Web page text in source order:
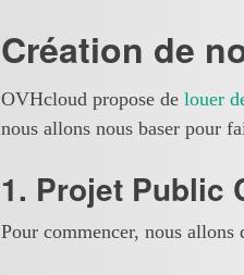
Création de
OVHcloud propose de louer
nous allons nous baser pour
1. Projet Public
Pour commencer, nous